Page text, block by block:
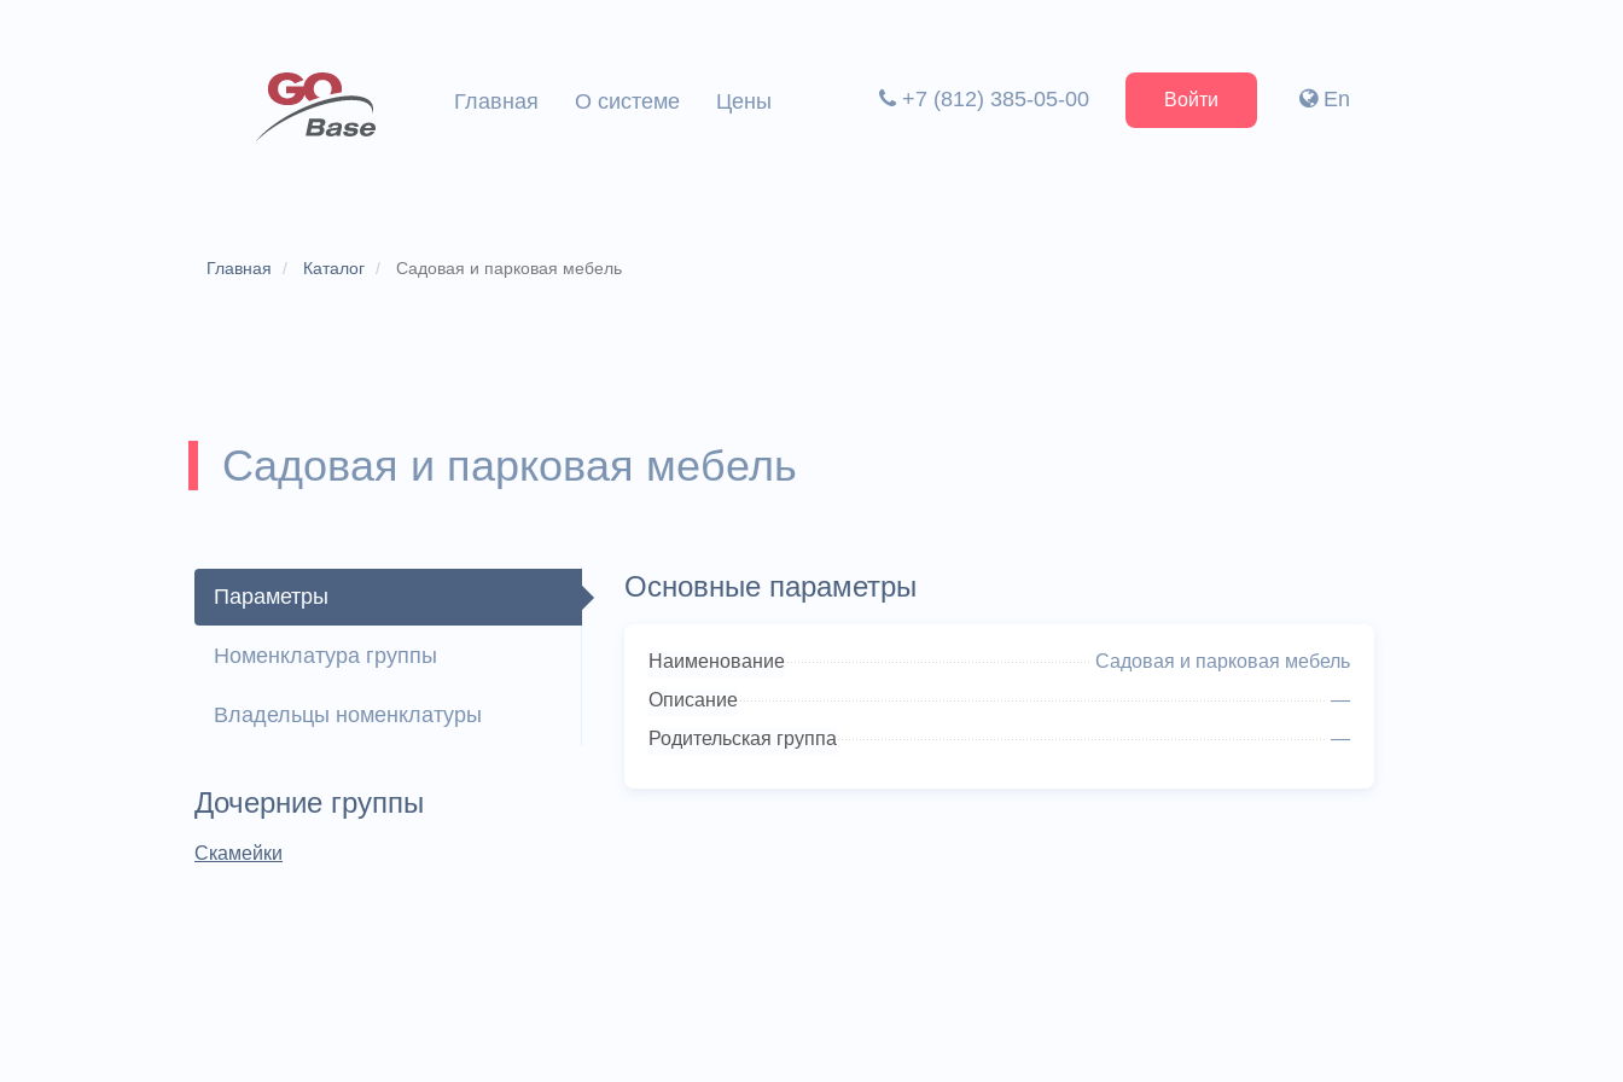
Главная О системе Цены +7 (812) 385-05-00 Войти En
Главная Каталог Садовая и парковая мебель
Садовая и парковая мебель
Параметры
Номенклатура группы
Владельцы номенклатуры
Дочерние группы
Скамейки
Основные параметры
Наименование
Садовая и парковая мебель
Описание
—
Родительская группа
—